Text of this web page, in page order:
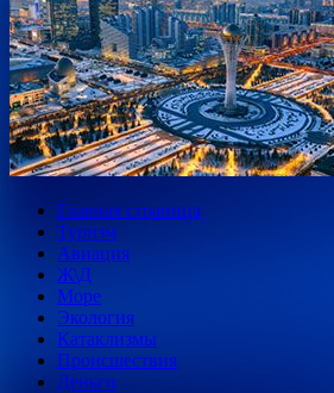
Главная страница
Туризм
Авиация
Ж\Д
Море
Экология
Катаклизмы
Происшествия
Деньги